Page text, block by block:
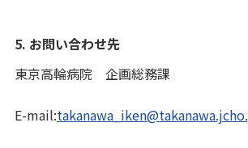
5. お問い合わせ先
東京高輪病院 企画総務課
E-mail: